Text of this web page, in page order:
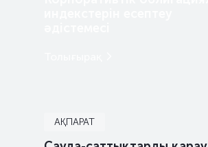
АҚПАРАТ